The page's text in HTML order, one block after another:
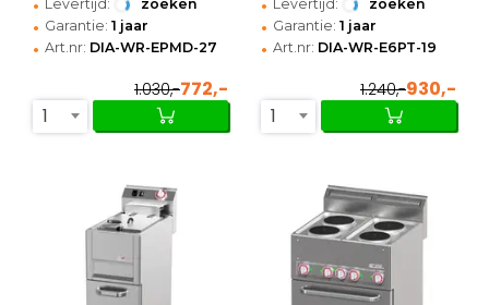
Levertijd: zoeken
• Garantie: 1 jaar
• Art.nr: DIA-WR-EPMD-27
1.030,-772,-
1
Levertijd: zoeken
• Garantie: 1 jaar
• Art.nr: DIA-WR-E6PT-19
1.240,-930,-
1